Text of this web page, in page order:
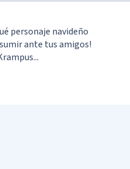
personaje navideño
ante tus amigos!